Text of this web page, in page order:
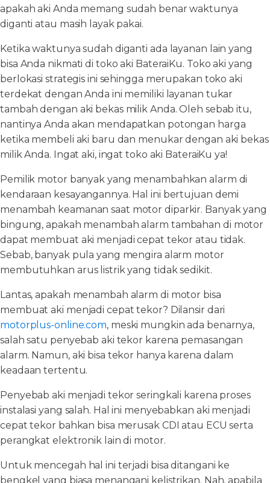
apakah aki Anda memang sudah benar waktunya
diganti atau masih layak pakai.
Ketika waktunya sudah diganti ada layanan lain yang
bisa Anda nikmati di toko aki BateraiKu. Toko aki yang
berlokasi strategis ini sehingga merupakan toko aki
terdekat dengan Anda ini memiliki layanan tukar
tambah dengan aki bekas milik Anda. Oleh sebab itu,
nantinya Anda akan mendapatkan potongan harga
ketika membeli aki baru dan menukar dengan aki bekas
milik Anda. Ingat aki, ingat toko aki BateraiKu ya!
Pemilik motor banyak yang menambahkan alarm di
kendaraan kesayangannya. Hal ini bertujuan demi
menambah keamanan saat motor diparkir. Banyak yang
bingung, apakah menambah alarm tambahan di motor
dapat membuat aki menjadi cepat tekor atau tidak.
Sebab, banyak pula yang mengira alarm motor
membutuhkan arus listrik yang tidak sedikit.
Lantas, apakah menambah alarm di motor bisa
membuat aki menjadi cepat tekor? Dilansir dari
motorplus-online.com, meski mungkin ada benarnya,
salah satu penyebab aki tekor karena pemasangan
alarm. Namun, aki bisa tekor hanya karena dalam
keadaan tertentu.
Penyebab aki menjadi tekor seringkali karena proses
instalasi yang salah. Hal ini menyebabkan aki menjadi
cepat tekor bahkan bisa merusak CDI atau ECU serta
perangkat elektronik lain di motor.
Untuk mencegah hal ini terjadi bisa ditangani ke
bengkel yang biasa menangani kelistrikan. Nah, apabila